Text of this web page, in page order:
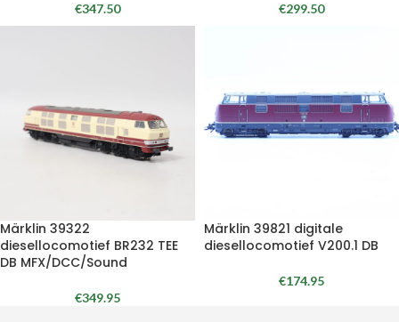
€347.50 €299.50
Märklin 39322
diesellocomotief BR232 TEE
DB MFX/DCC/Sound
€349.95
Märklin 39821 digitale
diesellocomotief V200.1 DB
€174.95